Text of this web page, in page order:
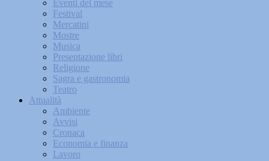
Eventi del mese
Festival
Mercatini
Mostre
Musica
Presentazione libri
Religione
Sagra e gastronomia
Teatro
Attualità
Ambiente
Avvisi
Cronaca
Economia e finanza
Lavoro